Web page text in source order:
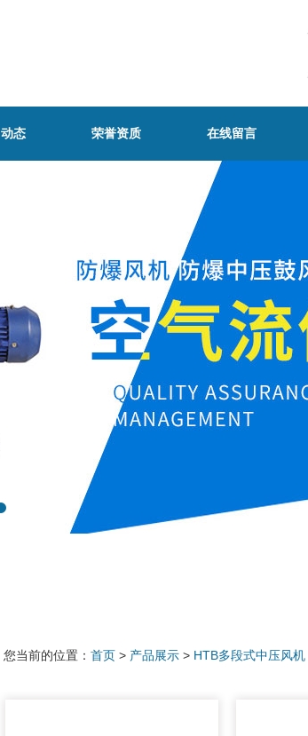
态 荣誉资质 在线留言
您当前的位置： 首页 > 产品展示 > HTB多段式中压风机